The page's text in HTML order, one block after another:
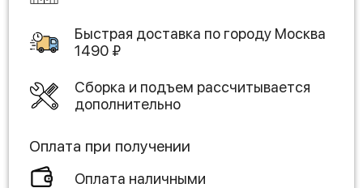
Быстрая доставка по городу Москва
1490 ₽
Сборка и подъем рассчитывается
дополнительно
Оплата при получении
Оплата наличными